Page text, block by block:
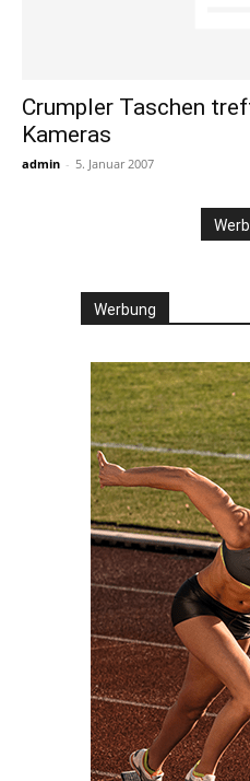
Crumpler Taschen
Kameras
admin - 5. Januar 2007
Werbung